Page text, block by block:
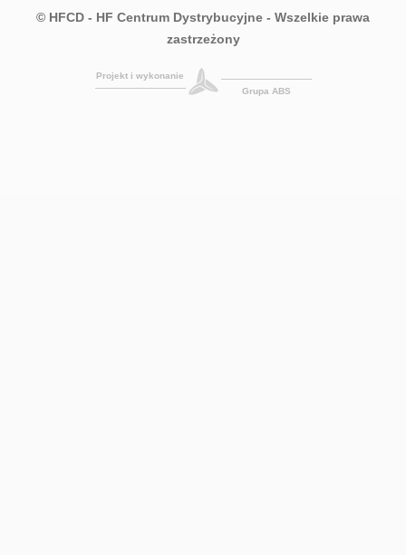
© HFCD - HF Centrum Dystrybucyjne - Wszelkie prawa
zastrzeżony
Projekt i wykonanie
Grupa ABS